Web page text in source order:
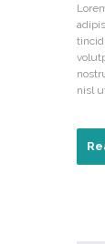
nisl